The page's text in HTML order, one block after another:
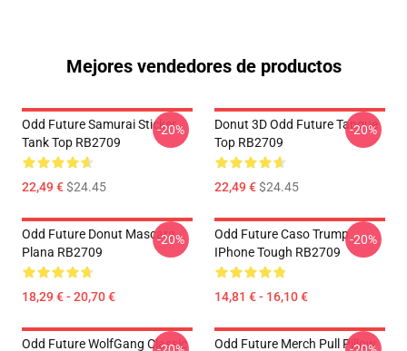
Mejores vendedores de productos
Odd Future Samurai Sticker
Tank Top RB2709
22,49 €$24.45
-20%
Donut 3D Odd Future Tanque
Top RB2709
22,49 €$24.45
-20%
Odd Future Donut Mascara
Plana RB2709
18,29 € - 20,70 €
-20%
Odd Future Caso Trump
IPhone Tough RB2709
14,81 € - 16,10 €
-20%
Odd Future WolfGang Classic
Odd Future Merch Pull Pillow